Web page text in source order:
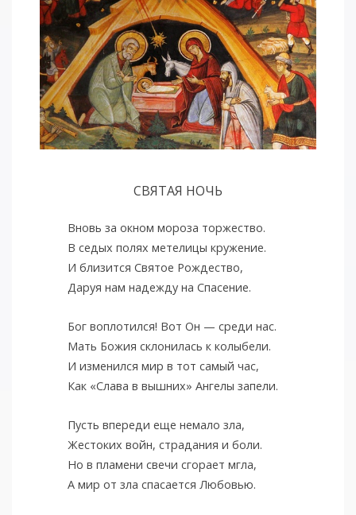
СВЯТАЯ НОЧЬ
Вновь за окном мороза торжество.
В седых полях метелицы кружение.
И близится Святое Рождество,
Даруя нам надежду на Спасение.
Бог воплотился! Вот Он — среди нас.
Мать Божия склонилась к колыбели.
И изменился мир в тот самый час,
Как «Слава в вышних» Ангелы запели.
Пусть впереди еще немало зла,
Жестоких войн, страдания и боли.
Но в пламени свечи сгорает мгла,
А мир от зла спасается Любовью.